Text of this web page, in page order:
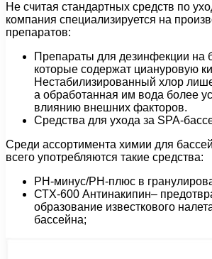
Не считая стандартных средств по
компания специализируется на
препаратов:
Препараты для дезинфекции на
которые содержат циануровую
Нестабилизированный хлор
а обработанная им вода более
влиянию внешних факторов.
Средства для ухода за SPA-
Среди ассортимента химии для
всего употребляются такие средства:
PH-минус/РН-плюс в
СТХ-600 Антинакипин–
образование известкового
бассейна;